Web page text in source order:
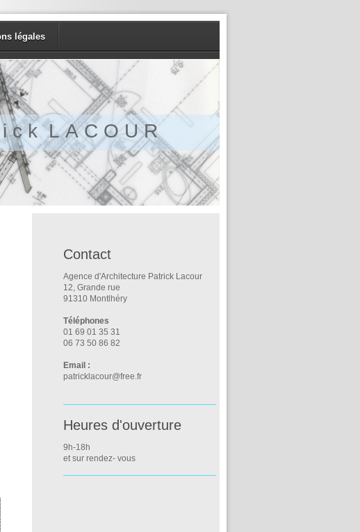
légales
c k L A C O U R
Contact
Agence d'Architecture Patrick Lacour
12, Grande rue
91310 Montlhéry
Téléphones
01 69 01 35 31
06 73 50 86 82
Email :
patricklacour@free.fr
Heures d'ouverture
9h-18h
et sur rendez- vous